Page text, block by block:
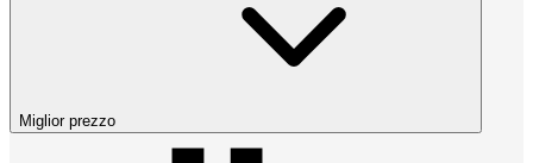
Miglior prezzo